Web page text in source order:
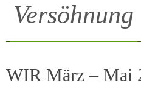
Versöhnung
WIR März – Mai